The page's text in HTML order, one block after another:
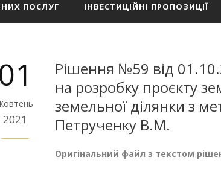
ПОСЛУГ ІНВЕСТИЦІЙНІ ПРОПОЗИЦІЇ
01
2021
Рішення №59 від
на розробку проєкту
земельної ділянки з
Петрученку В.М.
Оригінальний файл з текстом